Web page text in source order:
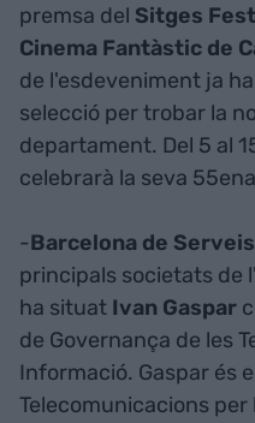
premsa del Sitges
Cinema Fantàstic de
de l'esdeveniment ja
selecció per trobar la
departament. Del 5 al
celebrarà la seva
-Barcelona de
principals societats de
ha situat Ivan Gaspar
de Governança de les
Informació. Gaspar és
Telecomunicacions